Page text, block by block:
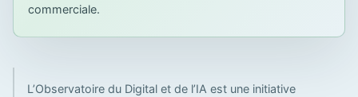
commerciale.
L’Observatoire du Digital et de l’IA est une initiative